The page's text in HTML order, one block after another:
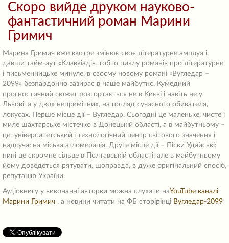
Скоро вийде друком науково-
фантастичний роман Марини
Гримич
Марина Гримич вже вкотре змінює своє літературне амплуа і,
давши тайм-аут «Клавкіаді», тобто циклу романів про літературне
і письменницьке минуле, в своєму новому романі «Вугледар –
2099» безпардонно зазирає в наше майбутнє. Кумедний
прогностичний сюжет розгортається не в Києві і навіть не у
Львові, а у двох непримітних, на погляд сучасного обивателя,
локусах. Перше місце дії – Вугледар. Сьогодні це маленьке, чисте і
миле шахтарське містечко в Донецькій області, а в майбутньому –
це університетський і технологічний центр світового значення і
надсучасна міська агломерація. Друге місце дії – Піски Удайські:
нині це скромне сільце в Полтавській області, але в майбутньому
йому доведеться рятувати, щоправда, в дуже оригінальний спосіб,
репутацію України.
Аудіокнигу у виконанні авторки можна слухати наYouTube каналі
Марини Гримич , а новини читати на ФБ сторірінці Вугледар-2099